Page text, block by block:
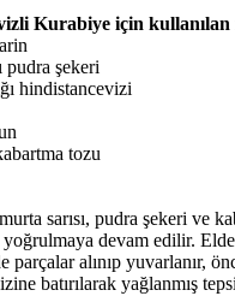
Kurabiye için kullanılan
pudra şekeri
hindistancevizi
tozu
sarısı, pudra şekeri ve
devam edilir.
parçalar alınıp yuvarlanır,
batırılarak yağlanmış